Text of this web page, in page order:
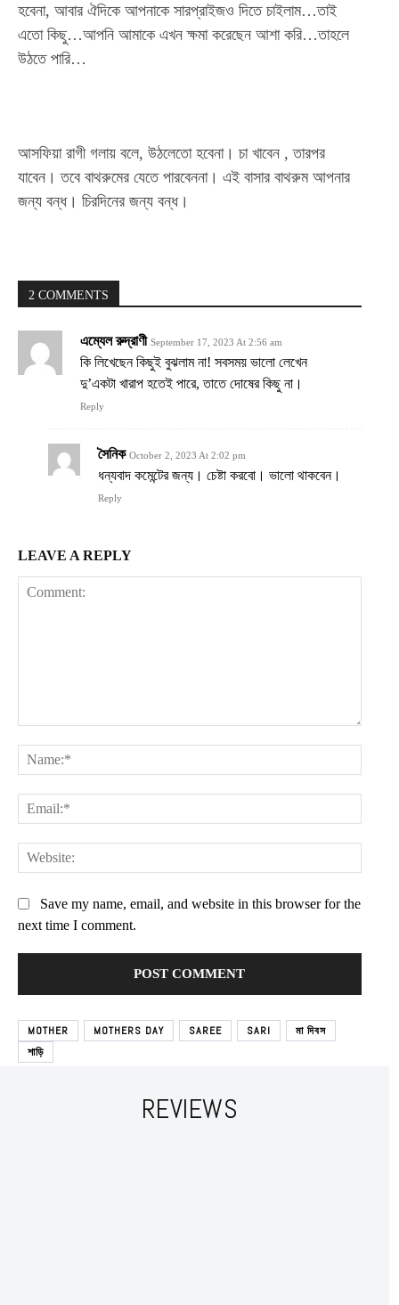
Praesent euismod ac
Ut mollis pellentesque tortor
Nullam eu erat condimentum
YEARLY PRICING MONTHLY PRICING
হবেনা, আবার ঐদিকে আপনাকে সারপ্রাইজও দিতে চাইলাম…তাই
এতো কিছু…আপনি আমাকে এখন ক্ষমা করেছেন আশা করি…তাহলে
উঠতে পারি…
আসফিয়া রাগী গলায় বলে, উঠলেতো হবেনা। চা খাবেন , তারপর
যাবেন। তবে বাথরুমের যেতে পারবেননা। এই বাসার বাথরুম আপনার
জন্য বন্ধ। চিরদিনের জন্য বন্ধ।
2 COMMENTS
এম্যেল রুদ্রাণী September 17, 2023 At 2:56 am
কি লিখেছেন কিছুই বুঝলাম না! সবসময় ভালো লেখেন
দু’একটা খারাপ হতেই পারে, তাতে দোষের কিছু না।
Reply
সৈনিক October 2, 2023 At 2:02 pm
ধন্যবাদ কমেন্টের জন্য। চেষ্টা করবো। ভালো থাকবেন।
Reply
LEAVE A REPLY
Save my name, email, and website in this browser for the
next time I comment.
MOTHER MOTHERS DAY SAREE SARI
মা দিবস
শাড়ি
REVIEWS